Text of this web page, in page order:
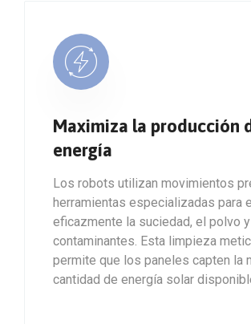
Maximiza la producción
energía
Los robots utilizan movimientos
herramientas especializadas para
eficazmente la suciedad, el polvo
contaminantes. Esta limpieza
permite que los paneles capten la
cantidad de energía solar